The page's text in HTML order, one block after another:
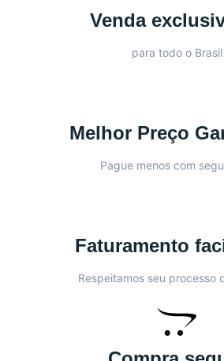
Venda
para todo o Brasil
Melhor Preço
Pague menos com
Faturamento
Respeitamos seu processo